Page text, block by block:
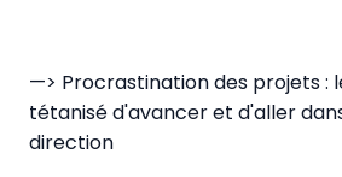
—> Procrastination des projets :
tétanisé d'avancer et d'aller
direction